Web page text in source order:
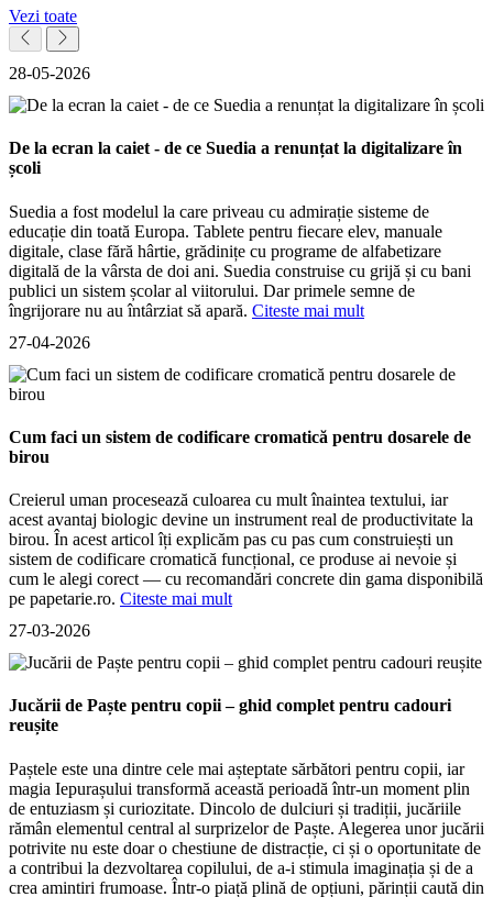
Vezi toate
28-05-2026
De la ecran la caiet - de ce Suedia a renunțat la digitalizare în
școli
Suedia a fost modelul la care priveau cu admirație sisteme de
educație din toată Europa. Tablete pentru fiecare elev, manuale
digitale, clase fără hârtie, grădinițe cu programe de alfabetizare
digitală de la vârsta de doi ani. Suedia construise cu grijă și cu bani
publici un sistem școlar al viitorului. Dar primele semne de
îngrijorare nu au întârziat să apară. Citeste mai mult
27-04-2026
Cum faci un sistem de codificare cromatică pentru dosarele de
birou
Creierul uman procesează culoarea cu mult înaintea textului, iar
acest avantaj biologic devine un instrument real de productivitate la
birou. În acest articol îți explicăm pas cu pas cum construiești un
sistem de codificare cromatică funcțional, ce produse ai nevoie și
cum le alegi corect — cu recomandări concrete din gama disponibilă
pe papetarie.ro. Citeste mai mult
27-03-2026
Jucării de Paște pentru copii – ghid complet pentru cadouri
reușite
Paștele este una dintre cele mai așteptate sărbători pentru copii, iar
magia Iepurașului transformă această perioadă într-un moment plin
de entuziasm și curiozitate. Dincolo de dulciuri și tradiții, jucăriile
rămân elementul central al surprizelor de Paște. Alegerea unor jucării
potrivite nu este doar o chestiune de distracție, ci și o oportunitate de
a contribui la dezvoltarea copilului, de a-i stimula imaginația și de a
crea amintiri frumoase. Într-o piață plină de opțiuni, părinții caută din